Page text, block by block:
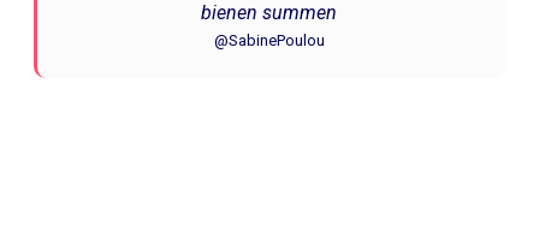
bienen summen
@SabinePoulou